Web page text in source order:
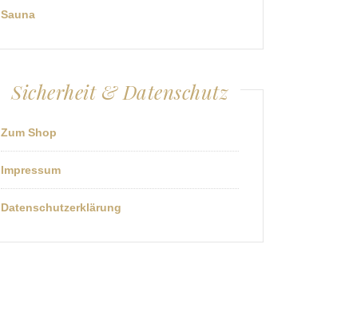
Sauna
Sicherheit & Datenschutz
Zum Shop
Impressum
Datenschutzerklärung